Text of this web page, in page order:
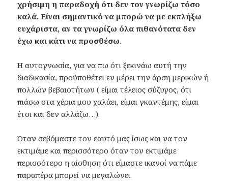
χρήσιμη η παραδοχή ότι δεν τον γνωρίζω τόσο
καλά. Είναι σημαντικό να μπορώ να με εκπλήξω
ευχάριστα, αν τα γνωρίζω όλα πιθανότατα δεν
έχω και κάτι να προσθέσω.
Η αυτογνωσία, για να πω ότι ξεκινάω αυτή την
διαδικασία, προϋποθέτει εν μέρει την άρση μερικών ή
πολλών βεβαιοτήτων ( είμαι τέλειος σύζυγος, ότι
πιάσω στα χέρια μου χαλάει, είμαι γκαντέμης, είμαι
έτσι και δεν αλλάζω…).
Όταν σεβόμαστε τον εαυτό μας ίσως και να τον
εκτιμάμε και περισσότερο όταν τον εκτιμάμε
περισσότερο η αίσθηση ότι είμαστε ικανοί να πάμε
παραπέρα μπορεί να μεγαλώνει.